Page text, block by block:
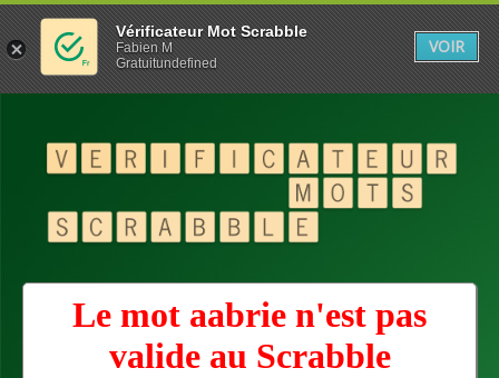
Le mot aabrie n'est pas
valide au Scrabble
Vérificateur Mot Scrabble
Fabien M
Gratuitundefined
VOIR